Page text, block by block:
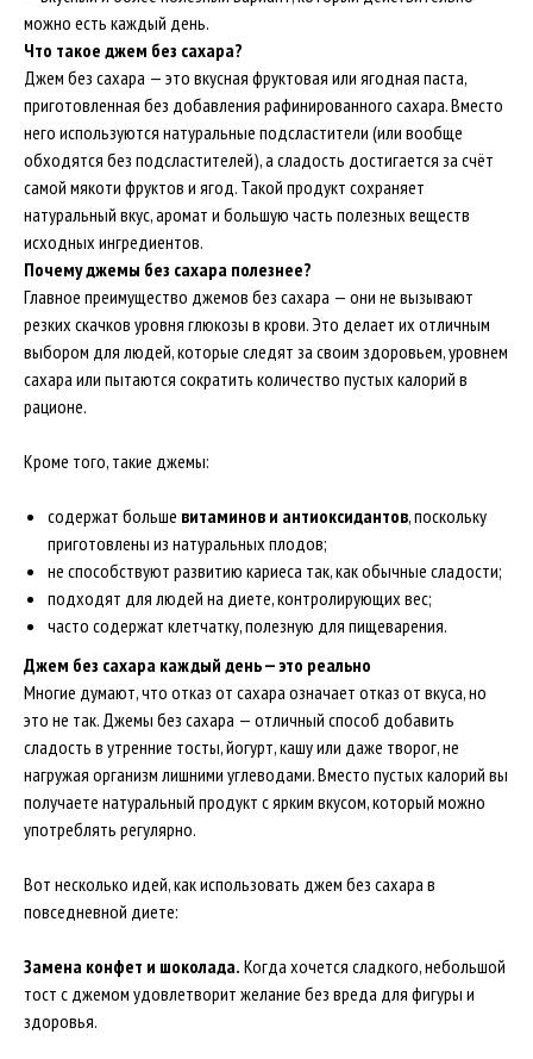
можно есть каждый день.
Что такое джем без сахара?
Джем без сахара — это вкусная фруктовая или ягодная паста,
приготовленная без добавления рафинированного сахара. Вместо
него используются натуральные подсластители (или вообще
обходятся без подсластителей), а сладость достигается за счёт
самой мякоти фруктов и ягод. Такой продукт сохраняет
натуральный вкус, аромат и большую часть полезных веществ
исходных ингредиентов.
Почему джемы без сахара полезнее?
Главное преимущество джемов без сахара — они не вызывают
резких скачков уровня глюкозы в крови. Это делает их отличным
выбором для людей, которые следят за своим здоровьем, уровнем
сахара или пытаются сократить количество пустых калорий в
рационе.
Кроме того, такие джемы:
содержат больше витаминов и антиоксидантов, поскольку
приготовлены из натуральных плодов;
не способствуют развитию кариеса так, как обычные сладости;
подходят для людей на диете, контролирующих вес;
часто содержат клетчатку, полезную для пищеварения.
Джем без сахара каждый день — это реально
Многие думают, что отказ от сахара означает отказ от вкуса, но
это не так. Джемы без сахара — отличный способ добавить
сладость в утренние тосты, йогурт, кашу или даже творог, не
нагружая организм лишними углеводами. Вместо пустых калорий вы
получаете натуральный продукт с ярким вкусом, который можно
употреблять регулярно.
Вот несколько идей, как использовать джем без сахара в
повседневной диете:
Замена конфет и шоколада. Когда хочется сладкого, небольшой
тост с джемом удовлетворит желание без вреда для фигуры и
здоровья.